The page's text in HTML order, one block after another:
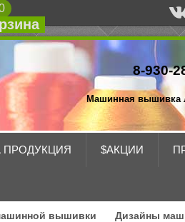
8-930-
Машинная вышивка
ПРОДУКЦИЯ $АКЦИИ
вышивки Дизайны